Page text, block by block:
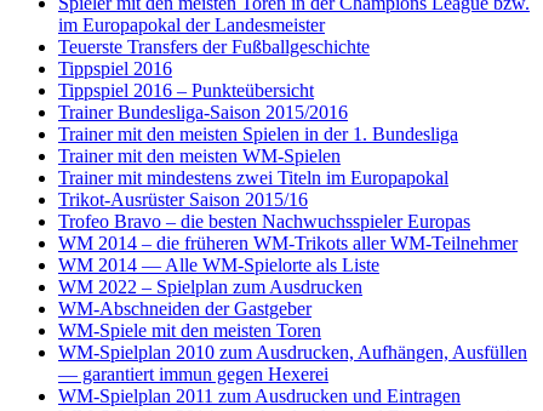
im Europapokal der Landesmeister
Teuerste Transfers der Fußballgeschichte
Tippspiel 2016
Tippspiel 2016 – Punkteübersicht
Trainer Bundesliga-Saison 2015/2016
Trainer mit den meisten Spielen in der 1. Bundesliga
Trainer mit den meisten WM-Spielen
Trainer mit mindestens zwei Titeln im Europapokal
Trikot-Ausrüster Saison 2015/16
Trofeo Bravo – die besten Nachwuchsspieler Europas
WM 2014 – die früheren WM-Trikots aller WM-Teilnehmer
WM 2014 — Alle WM-Spielorte als Liste
WM 2022 – Spielplan zum Ausdrucken
WM-Abschneiden der Gastgeber
WM-Spiele mit den meisten Toren
WM-Spielplan 2010 zum Ausdrucken, Aufhängen, Ausfüllen
— garantiert immun gegen Hexerei
WM-Spielplan 2011 zum Ausdrucken und Eintragen